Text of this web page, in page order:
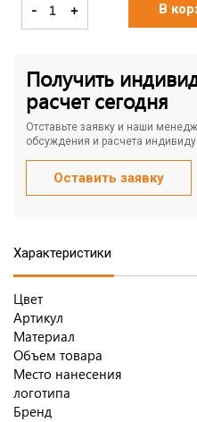
- + В
Получить
расчет сегодня
Отставьте заявку и наши
обсуждения и расчета
Оставить заявку
Характеристики
Цвет
Артикул
Материал
Объем товара
Место нанесения
логотипа
Бренд